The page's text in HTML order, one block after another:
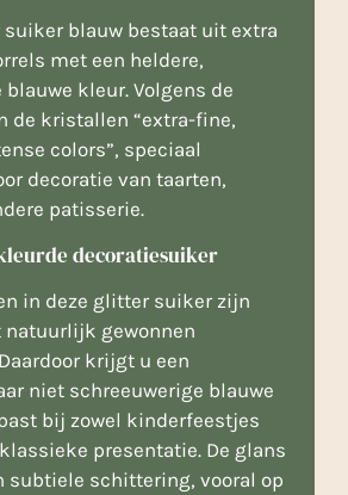
suiker blauw bestaat uit extra
met een heldere,
kleur. Volgens de
de kristallen “extra-fine,
colors”, speciaal
decoratie van taarten,
patisserie.
decoratiesuiker
in deze glitter suiker zijn
gewonnen
krijgt u een
niet schreeuwerige blauwe
bij zowel kinderfeestjes
presentatie. De glans
subtiele schittering, vooral op